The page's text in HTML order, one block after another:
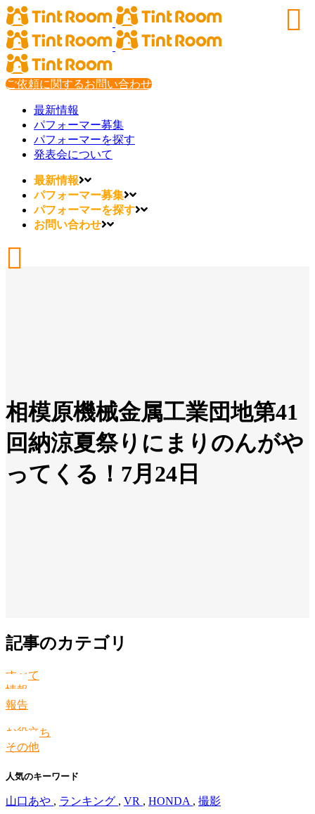
ご依頼に関するお問い合わせ
最新情報
パフォーマー募集
パフォーマーを探す
発表会について
最新情報
パフォーマー募集
パフォーマーを探す
お問い合わせ
相模原機械金属工業団地第41
回納涼夏祭りにまりのんがや
ってくる！7月24日
記事のカテゴリ
すべて
情報
報告
お役立ち
その他
人気のキーワード
山口あや , ランキング , VR , HONDA , 撮影